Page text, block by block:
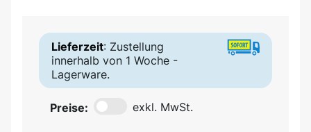
Lieferzeit: Zustellung
innerhalb von 1 Woche -
Lagerware.
Preise: exkl. MwSt.